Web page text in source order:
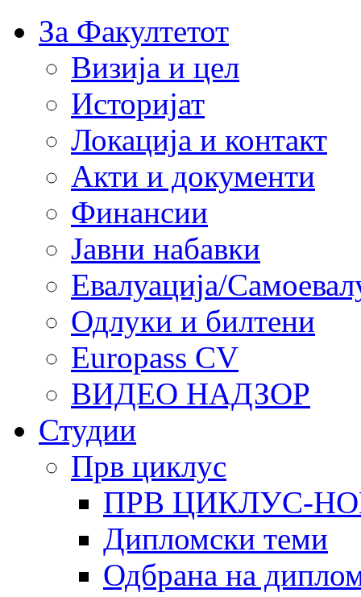
За Факултетот
Визија и цел
Историјат
Локација и контакт
Акти и документи
Финансии
Јавни набавки
Евалуација/
Одлуки и билтени
Europass CV
ВИДЕО НАДЗОР
Студии
Прв циклус
ПРВ ЦИКЛУС-
Дипломски теми
Одбрана на